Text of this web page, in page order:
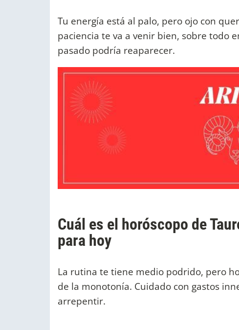
Tu energía está al palo, pero ojo con
paciencia te va a venir bien, sobre todo
pasado podría reaparecer.
Cuál es el horóscopo de
para hoy
La rutina te tiene medio podrido, pero
de la monotonía. Cuidado con gastos
arrepentir.